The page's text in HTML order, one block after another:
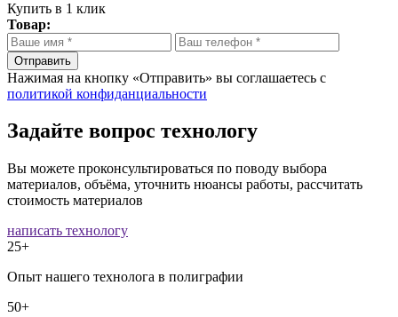
Купить в 1 клик
Товар:
Отправить
Нажимая на кнопку «Отправить» вы соглашаетесь с
политикой конфиданциальности
Задайте вопрос технологу
Вы можете проконсультироваться по поводу выбора
материалов, объёма, уточнить нюансы работы, рассчитать
стоимость материалов
написать технологу
25+
Опыт нашего технолога в полиграфии
50+